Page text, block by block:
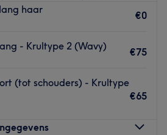
haar
€0
- Krultype 2 (Wavy)
€75
(tot schouders) - Krultype
€65